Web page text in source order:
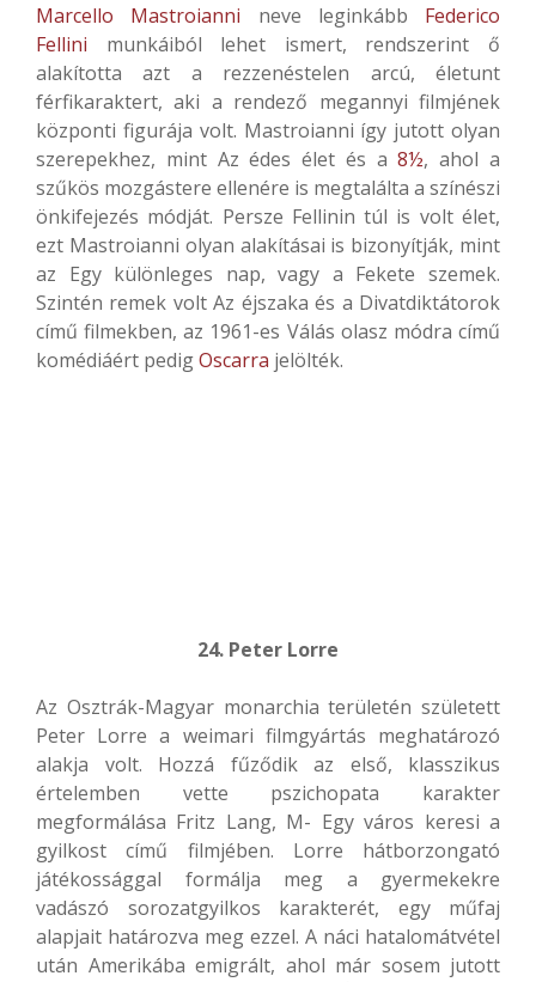
Marcello Mastroianni neve leginkább Federico
Fellini munkáiból lehet ismert, rendszerint ő
alakította azt a rezzenéstelen arcú, életunt
férfikaraktert, aki a rendező megannyi filmjének
központi figurája volt. Mastroianni így jutott olyan
szerepekhez, mint Az édes élet és a8½, ahol a
szűkös mozgástere ellenére is megtalálta a színészi
önkifejezés módját. Persze Fellinin túl is volt élet,
ezt Mastroianni olyan alakításai is bizonyítják, mint
az Egy különleges nap, vagy a Fekete szemek.
Szintén remek volt Az éjszaka és a Divatdiktátorok
című filmekben, az 1961-es Válás olasz módra című
komédiáért pedigOscarra jelölték.
24. Peter Lorre
Az Osztrák-Magyar monarchia területén született
Peter Lorre a weimari filmgyártás meghatározó
alakja volt. Hozzá fűződik az első, klasszikus
értelemben vette pszichopata karakter
megformálása Fritz Lang, M- Egy város keresi a
gyilkost című filmjében. Lorre hátborzongató
játékossággal formálja meg a gyermekekre
vadászó sorozatgyilkos karakterét, egy műfaj
alapjait határozva meg ezzel. A náci hatalomátvétel
után Amerikába emigrált, ahol már sosem jutott